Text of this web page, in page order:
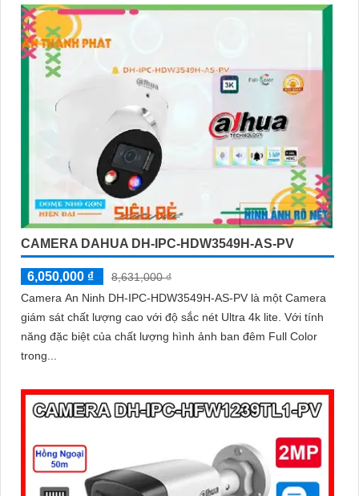
CAMERA DAHUA DH-IPC-HDW3549H-AS-PV
6,050,000 ₫
8,631,000 ₫
Camera An Ninh DH-IPC-HDW3549H-AS-PV là một Camera
giám sát chất lượng cao với độ sắc nét Ultra 4k lite. Với tính
năng đặc biệt của chất lượng hình ảnh ban đêm Full Color
trong...